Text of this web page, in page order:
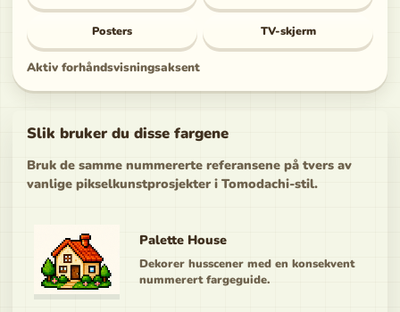
Posters TV-skjerm
Aktiv forhåndsvisningsaksent
Slik bruker du disse fargene
Bruk de samme nummererte referansene på tvers av
vanlige pikselkunstprosjekter i Tomodachi-stil.
Palette House
Dekorer husscener med en konsekvent
nummerert fargeguide.